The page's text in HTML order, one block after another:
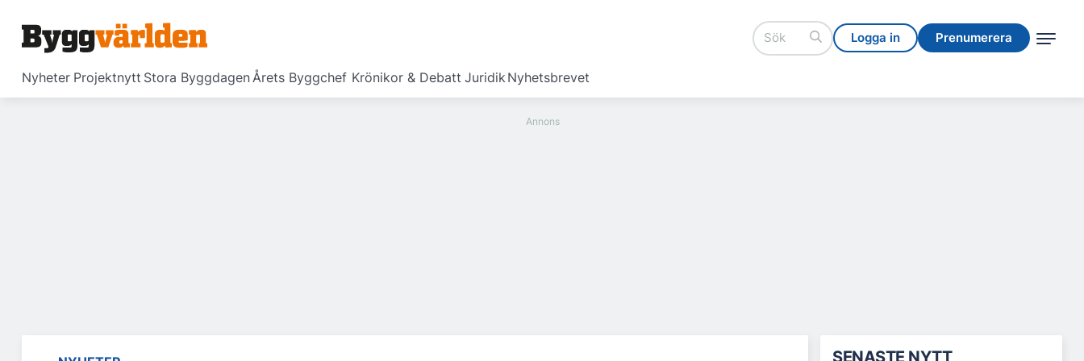
Logga in Prenumerera
Nyheter Projektnytt Stora ByggdagenÅrets Byggchef Krönikor & Debatt JuridikNyhetsbrevet
Logga in Prenumerera
SENASTE NYTT